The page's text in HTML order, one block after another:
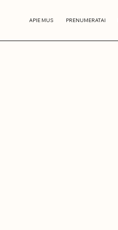
APIE MUS PRENUMERATAI